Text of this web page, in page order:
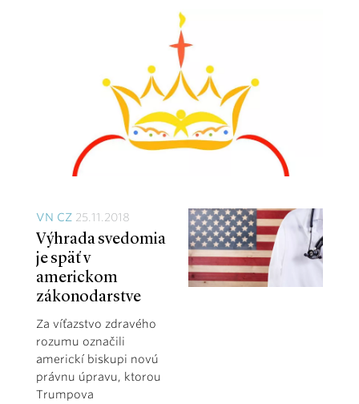
VN CZ 25.11.2018
Výhrada svedomia
je späť v
americkom
zákonodarstve
Za víťazstvo zdravého
rozumu označili
americkí biskupi novú
právnu úpravu, ktorou
Trumpova